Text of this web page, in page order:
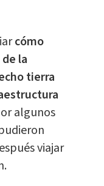
cómo
la
tierra
algunos
viajar